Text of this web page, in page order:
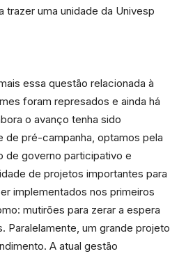
trazer uma unidade da Univesp
essa questão relacionada à
foram represados e ainda há
o avanço tenha sido
de pré-campanha, optamos pela
de governo participativo e
de projetos importantes para
implementados nos primeiros
mutirões para zerar a espera
Paralelamente, um grande projeto
A atual gestão